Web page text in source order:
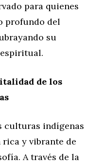
para quienes
profundo del
su
de los
culturas indígenas
y vibrante de
A través de la